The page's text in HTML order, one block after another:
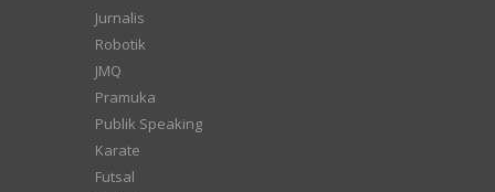
Jurnalis
Robotik
JMQ
Pramuka
Publik Speaking
Karate
Futsal